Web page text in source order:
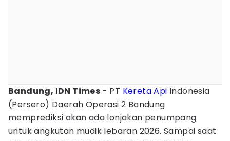
Bandung, IDN Times - PT Kereta Api Indonesia
(Persero) Daerah Operasi 2 Bandung
memprediksi akan ada lonjakan penumpang
untuk angkutan mudik lebaran 2026. Sampai saat